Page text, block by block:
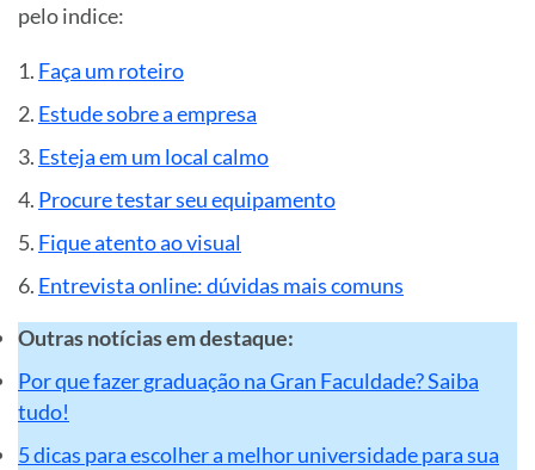
peloindice:
Faça um roteiro
Estude sobre a empresa
Esteja em um local calmo
Procure testar seu equipamento
Fique atento ao visual
Entrevista online: dúvidas mais comuns
Outras notícias em destaque:
Por que fazer graduação na Gran Faculdade? Saiba
tudo!
5 dicas para escolher a melhor universidade para sua